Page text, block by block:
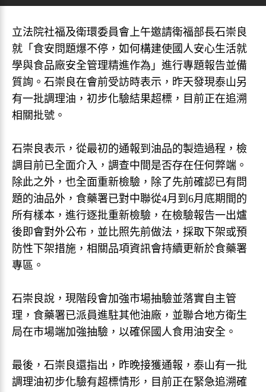
立法院社福及衛環委員會上午邀請衛福部長石崇良
就「食安問題爆不停，如何構建使國人安心生活就
學與食品廠安全管理精進作為」進行專題報告並備
質詢。石崇良在會前受訪時表示，昨天發現泰山另
有一批調理油，初步化驗結果超標，目前正在追溯
相關批號。
石崇良表示，從最初的通報到油品的製造過程，檢
調目前已全面介入，調查中間是否存在任何弊端。
除此之外，也全面重新檢驗，除了先前確認已有問
題的油品外，食藥署已對中聯從4月到6月底期間的
所有樣本，進行逐批重新檢驗，在檢驗報告一出爐
後即會對外公布，並比照先前做法，採取下架或預
防性下架措施，相關品項資訊會持續更新於食藥署
專區。
石崇良說，現階段會加強市場抽驗並落實自主管
理，食藥署已派員進駐其他油廠，並聯合地方衛生
局在市場端加強抽驗，以確保國人食用油安全。
最後，石崇良還指出，昨晚接獲通報，泰山有一批
調理油初步化驗有超標情形，目前正在緊急追溯確